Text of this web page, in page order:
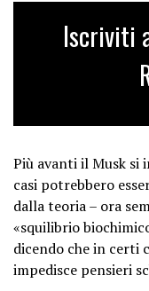
anxiety,
Iscriviti
Più avanti il Musk si
casi potrebbero
dalla teoria – ora
«squilibrio
dicendo che in certi
impedisce pensieri